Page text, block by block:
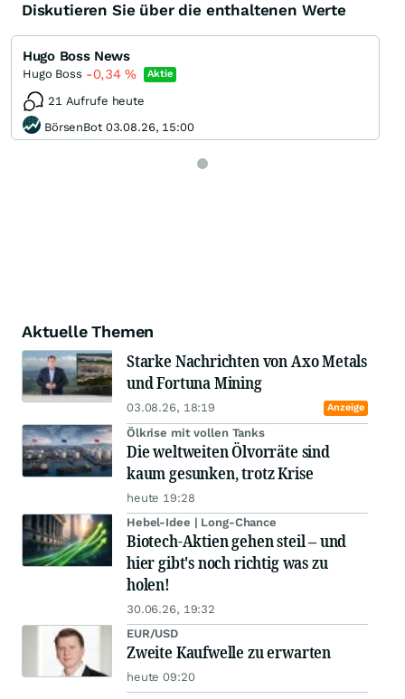
Diskutieren Sie über die enthaltenen Werte
Hugo Boss News
Hugo Boss -0,34% Aktie
21 Aufrufe heute
BörsenBot 03.08.26, 15:00
Aktuelle Themen
Starke Nachrichten von Axo Metals
und Fortuna Mining
03.08.26, 18:19 Anzeige
Ölkrise mit vollen Tanks
Die weltweiten Ölvorräte sind
kaum gesunken, trotz Krise
heute 19:28
Hebel-Idee | Long-Chance
Biotech-Aktien gehen steil – und
hier gibt's noch richtig was zu
holen!
30.06.26, 19:32
EUR/USD
Zweite Kaufwelle zu erwarten
heute 09:20